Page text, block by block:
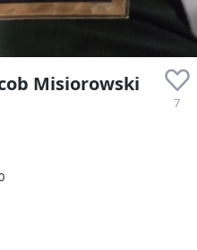
Misiorowski
7